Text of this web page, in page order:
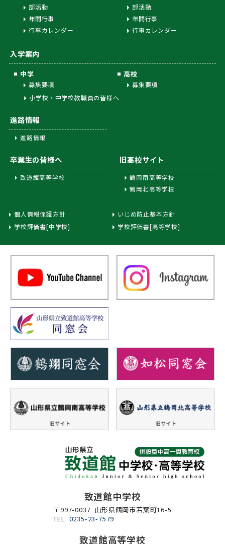
部活動
年間行事
行事カレンダー
部活動
年間行事
行事カレンダー
入学案内
中学
募集要項
高校
募集要項
小学校・中学校教職員の皆様へ
進路情報
進路情報
卒業生の皆様へ
致道館高等学校
旧高校サイト
鶴岡南高等学校
鶴岡北高等学校
個人情報保護方針
いじめ防止基本方針
学校評価書[中学校]
学校評価書[高等学校]
致道館中学校
〒997-0037 山形県鶴岡市若葉町16-5
TEL 0235-23-7579
致道館高等学校